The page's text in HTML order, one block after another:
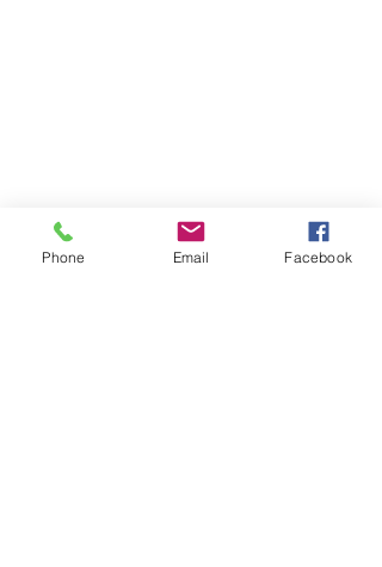
Phone Email Facebook